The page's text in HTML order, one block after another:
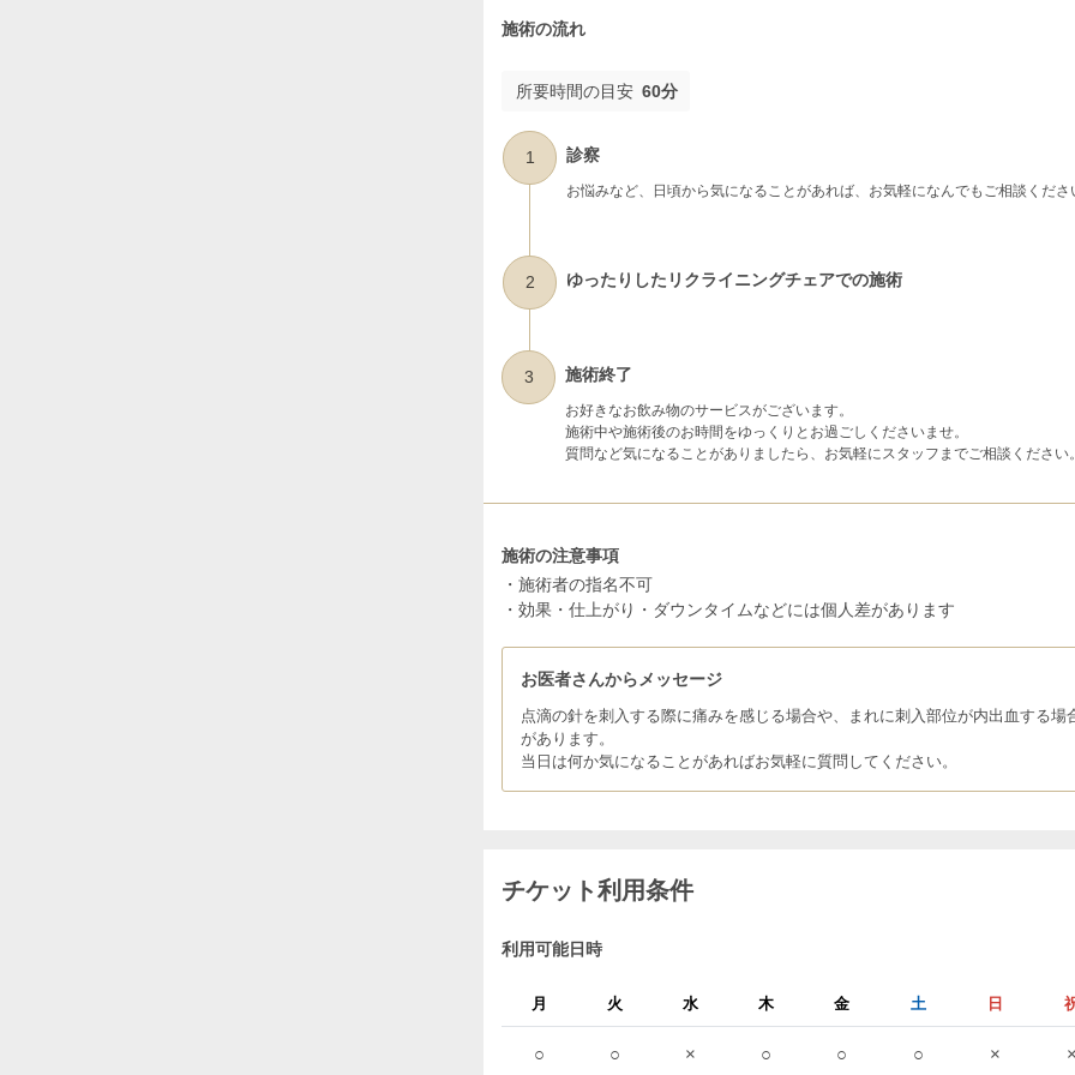
施術の流れ
所要時間の目安 60分
1 診察
お悩みなど、日頃から気になることがあれば、お気軽になんでもご相談くださ
2 ゆったりしたリクライニングチェアでの施術
3 施術終了
お好きなお飲み物のサービスがございます。
施術中や施術後のお時間をゆっくりとお過ごしくださいませ。
質問など気になることがありましたら、お気軽にスタッフまでご相談ください
施術の注意事項
・施術者の指名不可
・効果・仕上がり・ダウンタイムなどには個人差があります
お医者さんからメッセージ
点滴の針を刺入する際に痛みを感じる場合や、まれに刺入部位が内出血する場
があります。
当日は何か気になることがあればお気軽に質問してください。
チケット利用条件
利用可能日時
月 火 水 木 金 土 日
○ ○ × ○ ○ ○ ×